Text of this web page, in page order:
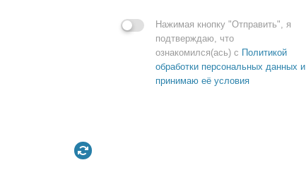
Нажимая кнопку "Отправить", я
подтверждаю, что
ознакомился(ась) с Политикой
обработки персональных данных и
принимаю её условия